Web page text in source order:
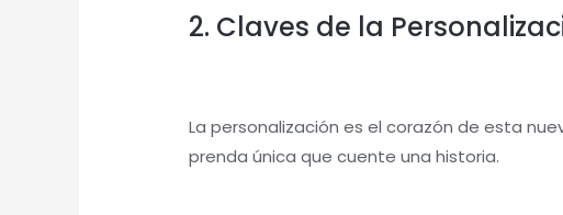
2. Claves de la
La personalización es el corazón de esta
prenda única que cuente una historia.